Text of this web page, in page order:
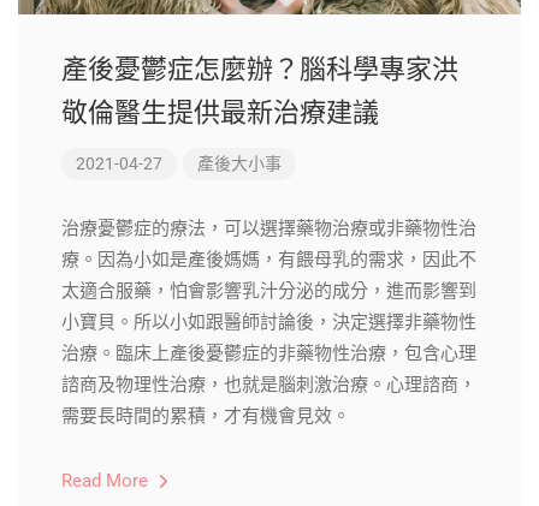
產後憂鬱症怎麼辦？腦科學專家洪
敬倫醫生提供最新治療建議
2021-04-27 產後大小事
治療憂鬱症的療法，可以選擇藥物治療或非藥物性治
療。因為小如是產後媽媽，有餵母乳的需求，因此不
太適合服藥，怕會影響乳汁分泌的成分，進而影響到
小寶貝。所以小如跟醫師討論後，決定選擇非藥物性
治療。臨床上產後憂鬱症的非藥物性治療，包含心理
諮商及物理性治療，也就是腦刺激治療。心理諮商，
需要長時間的累積，才有機會見效。
Read More